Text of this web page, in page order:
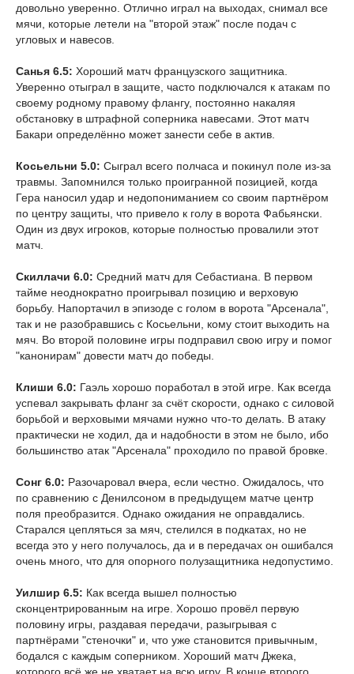
довольно уверенно. Отлично играл на выходах, снимал все
мячи, которые летели на "второй этаж" после подач с
угловых и навесов.
Санья 6.5: Хороший матч французского защитника.
Уверенно отыграл в защите, часто подключался к атакам по
своему родному правому флангу, постоянно накаляя
обстановку в штрафной соперника навесами. Этот матч
Бакари определённо может занести себе в актив.
Косьельни 5.0: Сыграл всего полчаса и покинул поле из-за
травмы. Запомнился только проигранной позицией, когда
Гера наносил удар и недопониманием со своим партнёром
по центру защиты, что привело к голу в ворота Фабьянски.
Один из двух игроков, которые полностью провалили этот
матч.
Скиллачи 6.0: Средний матч для Себастиана. В первом
тайме неоднократно проигрывал позицию и верховую
борьбу. Напортачил в эпизоде с голом в ворота "Арсенала",
так и не разобравшись с Косьельни, кому стоит выходить на
мяч. Во второй половине игры подправил свою игру и помог
"канонирам" довести матч до победы.
Клиши 6.0: Гаэль хорошо поработал в этой игре. Как всегда
успевал закрывать фланг за счёт скорости, однако с силовой
борьбой и верховыми мячами нужно что-то делать. В атаку
практически не ходил, да и надобности в этом не было, ибо
большинство атак "Арсенала" проходило по правой бровке.
Сонг 6.0: Разочаровал вчера, если честно. Ожидалось, что
по сравнению с Денилсоном в предыдущем матче центр
поля преобразится. Однако ожидания не оправдались.
Старался цепляться за мяч, стелился в подкатах, но не
всегда это у него получалось, да и в передачах он ошибался
очень много, что для опорного полузащитника недопустимо.
Уилшир 6.5: Как всегда вышел полностью
сконцентрированным на игре. Хорошо провёл первую
половину игры, раздавая передачи, разыгрывая с
партнёрами "стеночки" и, что уже становится привычным,
бодался с каждым соперником. Хороший матч Джека,